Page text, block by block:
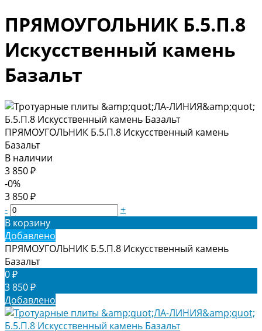
ПРЯМОУГОЛЬНИК Б.5.П.8
Искусственный камень
Базальт
ПРЯМОУГОЛЬНИК Б.5.П.8 Искусственный камень
Базальт
В наличии
3 850 ₽
-0%
3 850 ₽
-
+
В корзину
Добавлено
ПРЯМОУГОЛЬНИК Б.5.П.8 Искусственный камень
Базальт
0 ₽
3 850 ₽
Добавлено